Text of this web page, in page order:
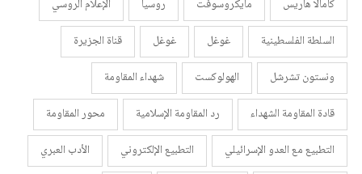
كامالا هاريس مايكروسوفت روسيا
الإعلام الروسي
السلطة الفلسطينية
غوغل غوغل
قناة الجزيرة
ونستون تشرشل
الهولوكست
شهداء المقاومة
قادة المقاومة الشهداء
رد المقاومة الإسلامية
محور المقاومة
التطبيع مع العدو الإسرائيلي
التطبيع الإلكتروني
الأدب العبري